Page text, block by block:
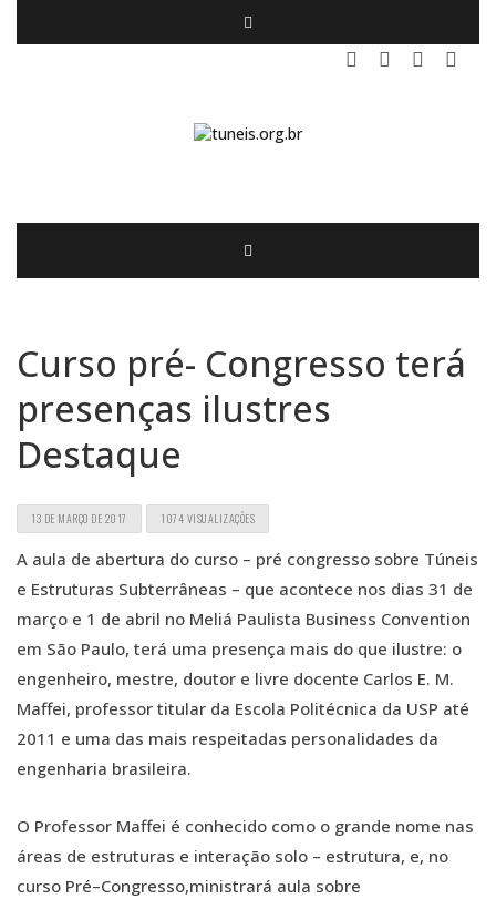
Curso pré- Congresso terá
presenças ilustres
Destaque
13 DE MARÇO DE 2017 1074 VISUALIZAÇÕES
A aula de abertura do curso – pré congresso sobre Túneis
e Estruturas Subterrâneas – que acontece nos dias 31 de
março e 1 de abril no Meliá Paulista Business Convention
em São Paulo, terá uma presença mais do que ilustre: o
engenheiro, mestre, doutor e livre docente Carlos E. M.
Maffei, professor titular da Escola Politécnica da USP até
2011 e uma das mais respeitadas personalidades da
engenharia brasileira.
O Professor Maffei é conhecido como o grande nome nas
áreas de estruturas e interação solo – estrutura, e, no
curso Pré–Congresso,ministrará aula sobre